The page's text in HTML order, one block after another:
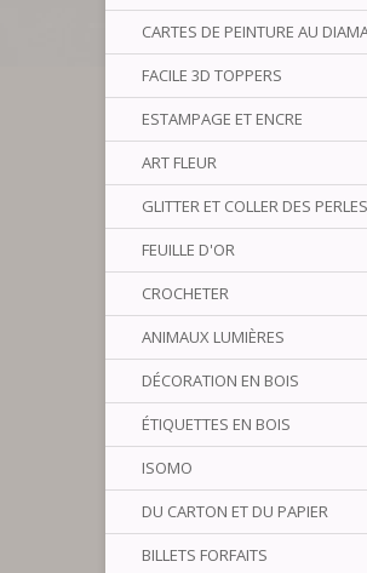
CARTES DE PEINTURE AU
FACILE 3D TOPPERS
ESTAMPAGE ET ENCRE
ART FLEUR
GLITTER ET COLLER DES PERLES
FEUILLE D'OR
CROCHETER
ANIMAUX LUMIÈRES
DÉCORATION EN BOIS
ÉTIQUETTES EN BOIS
ISOMO
DU CARTON ET DU PAPIER
BILLETS FORFAITS